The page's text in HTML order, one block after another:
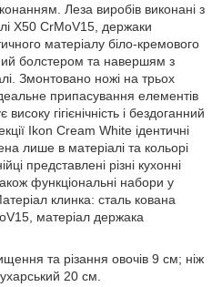
Леза виробів виконані з
X50 CrMoV15, держаки
матеріалу біло-кремового
болстером та навершям з
Змонтовано ножі на трьох
припасування елементів
гігієнічність і бездоганний
Ikon Cream White ідентичні
лише в матеріалі та кольорі
представлені різні кухонні
функціональні набори у
клинка: сталь кована
матеріал держака
та різання овочів 9 см; ніж
20 см.